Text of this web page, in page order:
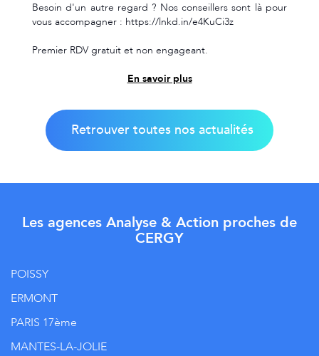
Besoin d'un autre regard ? Nos conseillers sont là pour
vous accompagner : https://lnkd.in/e4KuCi3z
Premier RDV gratuit et non engageant.
En savoir plus
Retrouver toutes nos actualités
Les agences Analyse & Action proches de
CERGY
POISSY
ERMONT
PARIS 17ème
MANTES-LA-JOLIE